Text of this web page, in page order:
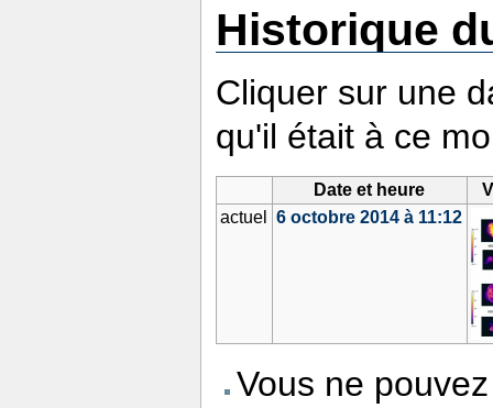
Historique
Cliquer sur une
qu'il était à ce
Date et heure
actuel
6 octobre 2014 à 11:12
Vous ne